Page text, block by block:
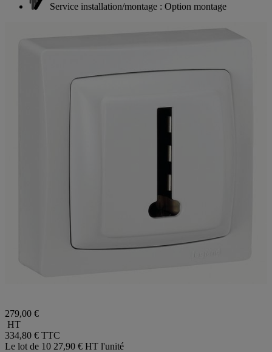
Service installation/montage : Option montage
279,00 €
HT
334,80 € TTC
Le lot de 10 27,90 € HT l'unité